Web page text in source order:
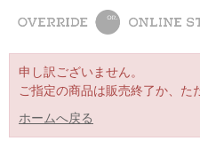
All Women
申し訳ございません。
ご指定の商品は販売終了か、た
ホームへ戻る